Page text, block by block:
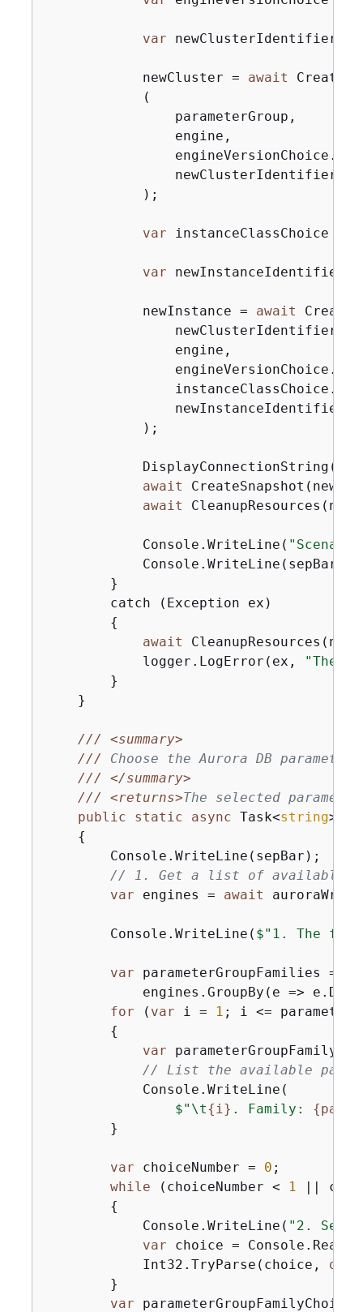
var newClusterIdentifier =
            newCluster =
await
            (
                parameterGroup,
                engine,
                newClusterIdentifier
            );
var instanceClassChoice =
var newInstanceIdentifier
            newInstance =
await
                newClusterIdentifier,
                engine,
                newInstanceIdentifier
            );
await
await
            Console.WriteLine(
            Console.WriteLine(sepBar);
        }
        catch (Exception ex)
{
await
            logger.LogError(ex,
"There
        }
    }
///
<summary>
/// Choose the Aurora DB
///
</summary>
///
<returns>The selected
public
static async Task<string>
{
        Console.WriteLine(sepBar);
// 1. Get a list of available
var engines = await
        Console.WriteLine(
$"1. The
var parameterGroupFamilies =
engines.GroupBy(e =>
for ( var i = 1 ; i <=
{
var parameterGroupFamily
// List the available
            Console.WriteLine(
$"\t{i} . Family: {
        }
var choiceNumber = 0 ;
while (choiceNumber < 1 ||
{
            Console.WriteLine(
"2.
var choice =
            Int32.TryParse(choice,
out
        }
var